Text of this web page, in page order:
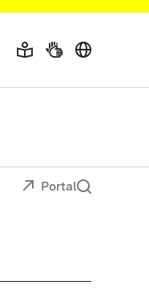
Portal